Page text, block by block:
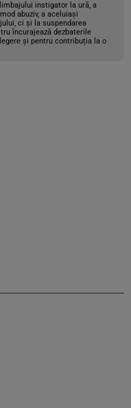
instigator la ură, a
abuziv, a aceluiași
ci și la suspendarea
încurajează dezbaterile
și pentru contribuția la o